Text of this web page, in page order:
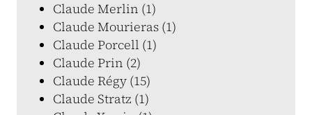
Claude Merlin (1)
Claude Mourieras (1)
Claude Porcell (1)
Claude Prin (2)
Claude Régy (15)
Claude Stratz (1)